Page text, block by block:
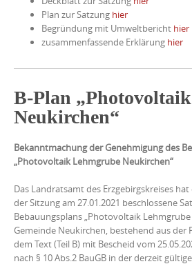
Plan zur Satzung hier
Begründung mit Umweltbericht hier
zusammenfassende Erklärung hier
B-Plan
Neukirchen“
Bekanntmachung der Genehmigung des
„Photovoltaik Lehmgrube Neukirchen“
Das Landratsamt des Erzgebirgskreises
der Sitzung am 27.01.2021 beschlossene
Bebauungsplans „Photovoltaik
Gemeinde Neukirchen, bestehend aus der
dem Text (Teil B) mit Bescheid vom
nach § 10 Abs.2 BauGB in der derzeit